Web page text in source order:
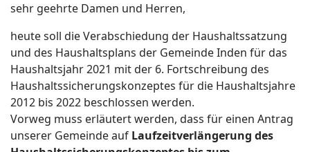
sehr geehrte Damen und Herren,
heute soll die Verabschiedung der Haushaltssatzung
und des Haushaltsplans der Gemeinde Inden für das
Haushaltsjahr 2021 mit der 6. Fortschreibung des
Haushaltssicherungskonzeptes für die Haushaltsjahre
2012 bis 2022 beschlossen werden.
Vorweg muss erläutert werden, dass für einen Antrag
unserer Gemeinde auf Laufzeitverlängerung des